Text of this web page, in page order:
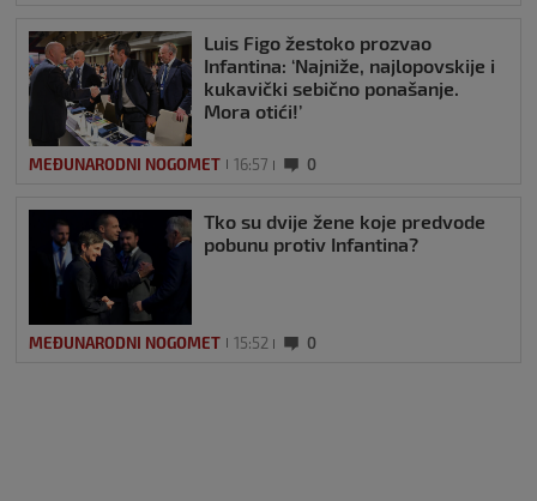
Luis Figo žestoko prozvao
Infantina: ‘Najniže, najlopovskije i
kukavički sebično ponašanje.
Mora otići!’
MEĐUNARODNI NOGOMET 16:57 0
Tko su dvije žene koje predvode
pobunu protiv Infantina?
MEĐUNARODNI NOGOMET 15:52 0